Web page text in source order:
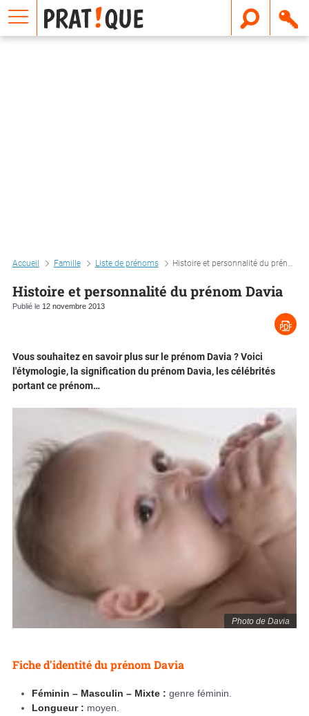
Accueil Famille Liste de prénoms Histoire et personnalité du prénom davia
Histoire et personnalité du prénom Davia
Publié le 12 novembre 2013
Photo de Davia
Vous souhaitez en savoir plus sur le prénom Davia ? Voici
l'étymologie, la signification du prénom Davia, les célébrités
portant ce prénom…
Fiche d'identité du prénom Davia
Féminin – Masculin – Mixte : genre féminin.
Longueur : moyen.
E
m
a